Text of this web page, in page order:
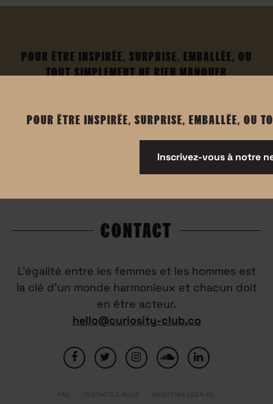
POUR ÊTRE INSPIRÉE, SURPRISE, EMBALLÉE, OU
TOUT SIMPLEMENT NE RIEN MANQUER
CONTACT
L’égalité entre les femmes et les hommes est
la clé d’un monde harmonieux et chacun doit
en être acteur.
hello@curiosity-club.co
FAQ CONTACTEZ-NOUS
MENTIONS LÉGALES
POUR ÊTRE INSPIRÉE, SURPRISE, EMBALLÉE, OU
Inscrivez-vous à notre